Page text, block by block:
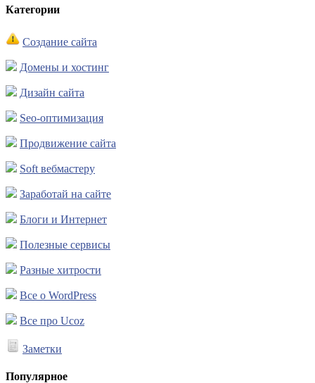
Категории
Создание сайта
Домены и хостинг
Дизайн сайта
Seo-оптимизация
Продвижение сайта
Soft вебмастеру
Заработай на сайте
Блоги и Интернет
Полезные сервисы
Разные хитрости
Все о WordPress
Все про Ucoz
Заметки
Популярное